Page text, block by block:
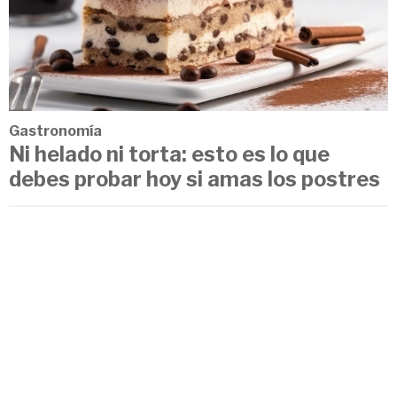
Gastronomía
Ni helado ni torta: esto es lo que
debes probar hoy si amas los postres